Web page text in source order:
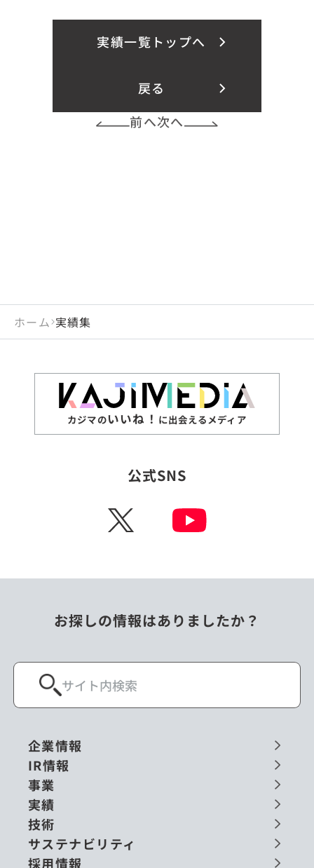
実績一覧トップへ
戻る
前へ次へ
ホーム 実績集
カジマのいいね！ に出会えるメディア
公式SNS
X
お探しの情報はありましたか？
企業情報
IR情報
事業
実績
技術
サステナビリティ
採用情報